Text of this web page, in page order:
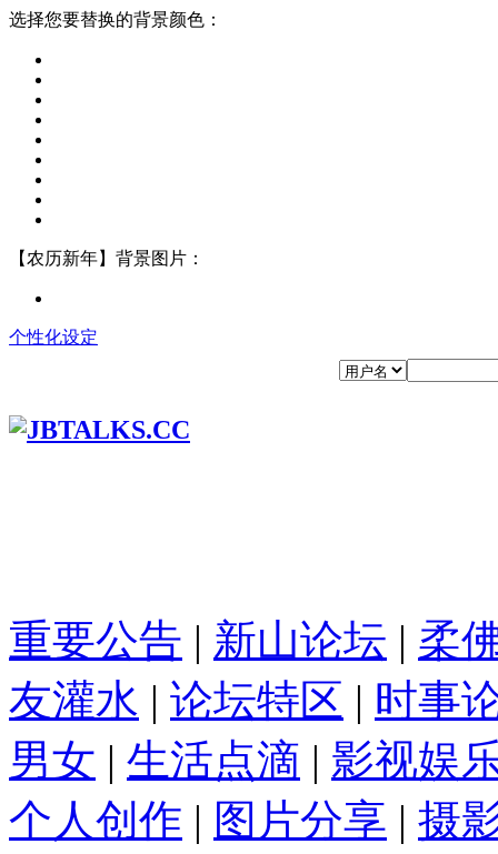
选择您要替换的背景颜色：
【农历新年】背景图片：
个性化设定
重要公告 | 新山论坛 | 柔
友灌水 | 论坛特区 | 时事
男女 | 生活点滴 | 影视娱
个人创作 | 图片分享 | 摄